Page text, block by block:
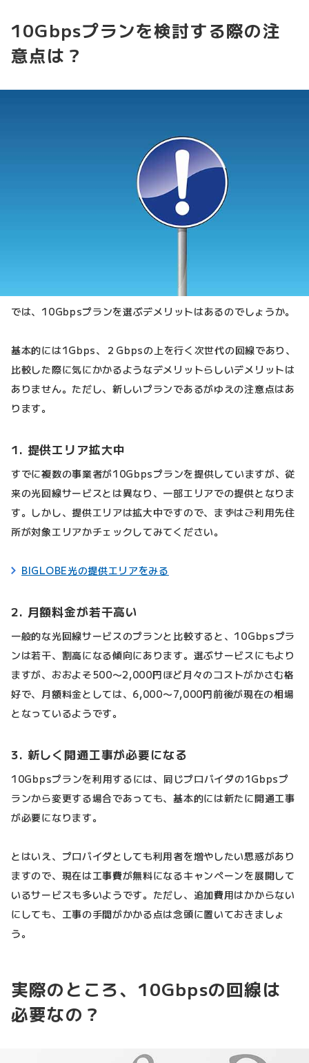
10Gbpsプランを検討する際の注
意点は？
では、10Gbpsプランを選ぶデメリットはあるのでしょうか。
基本的には1Gbps、２Gbpsの上を行く次世代の回線であり、
比較した際に気にかかるようなデメリットらしいデメリットは
ありません。ただし、新しいプランであるがゆえの注意点はあ
ります。
1. 提供エリア拡大中
すでに複数の事業者が10Gbpsプランを提供していますが、従
来の光回線サービスとは異なり、一部エリアでの提供となりま
す。しかし、提供エリアは拡大中ですので、まずはご利用先住
所が対象エリアかチェックしてみてください。
BIGLOBE光の提供エリアをみる
2. 月額料金が若干高い
一般的な光回線サービスのプランと比較すると、10Gbpsプラ
ンは若干、割高になる傾向にあります。選ぶサービスにもより
ますが、おおよそ500〜2,000円ほど月々のコストがかさむ格
好で、月額料金としては、6,000〜7,000円前後が現在の相場
となっているようです。
3. 新しく開通工事が必要になる
10Gbpsプランを利用するには、同じプロバイダの1Gbpsプ
ランから変更する場合であっても、基本的には新たに開通工事
が必要になります。
とはいえ、プロバイダとしても利用者を増やしたい思惑があり
ますので、現在は工事費が無料になるキャンペーンを展開して
いるサービスも多いようです。ただし、追加費用はかからない
にしても、工事の手間がかかる点は念頭に置いておきましょ
う。
実際のところ、10Gbpsの回線は
必要なの？